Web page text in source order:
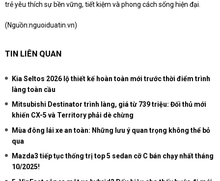
trẻ yêu thích sự bền vững, tiết kiệm và phong cách sống hiện đại.
(Nguồn:nguoiduatin.vn)
TIN LIÊN QUAN
Kia Seltos 2026 lộ thiết kế hoàn toàn mới trước thời điểm trình
làng toàn cầu
Mitsubishi Destinator trình làng, giá từ 739 triệu: Đối thủ mới
khiến CX-5 và Territory phải dè chừng
Mùa đông lái xe an toàn: Những lưu ý quan trọng không thể bỏ
qua
Mazda3 tiếp tục thống trị top 5 sedan cỡ C bán chạy nhất tháng
10/2025!